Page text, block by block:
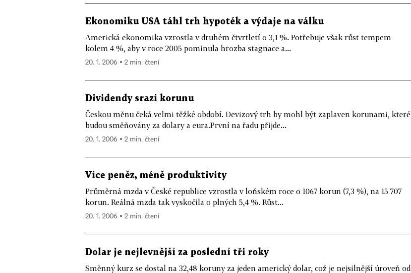
Ekonomiku USA táhl trh hypoték a výdaje na válku
Americká ekonomika vzrostla v druhém čtvrtletí o 3,1 %. Potřebuje však růst tempem
kolem 4 %, aby v roce 2005 pominula hrozba stagnace a...
20. 1. 2006 ▪ 2 min. čtení
Dividendy srazí korunu
Českou měnu čeká velmi těžké období. Devizový trh by mohl být zaplaven korunami, které
budou směňovány za dolary a eura.První na řadu přijde...
20. 1. 2006 ▪ 2 min. čtení
Více peněz, méně produktivity
Průměrná mzda v České republice vzrostla v loňském roce o 1067 korun (7,3 %), na 15 707
korun. Reálná mzda tak vyskočila o plných 5,4 %. Růst...
20. 1. 2006 ▪ 2 min. čtení
Dolar je nejlevnější za poslední tři roky
Směnný kurz se dostal na 32,48 koruny za jeden americký dolar, což je nejsilnější úroveň od